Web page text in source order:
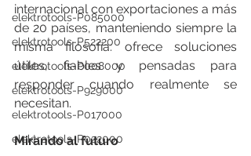
elektrotools-P085000
elektrotools-P522200
elektrotools-P008000
elektrotools-P929000
elektrotools-P017000
elektrotools-P022000
internacional con exportaciones a más
de 20 países, manteniendo siempre la
misma filosofía: ofrece soluciones
útiles, fiables y pensadas para
responder cuando realmente se
necesitan.
Mirando al futuro